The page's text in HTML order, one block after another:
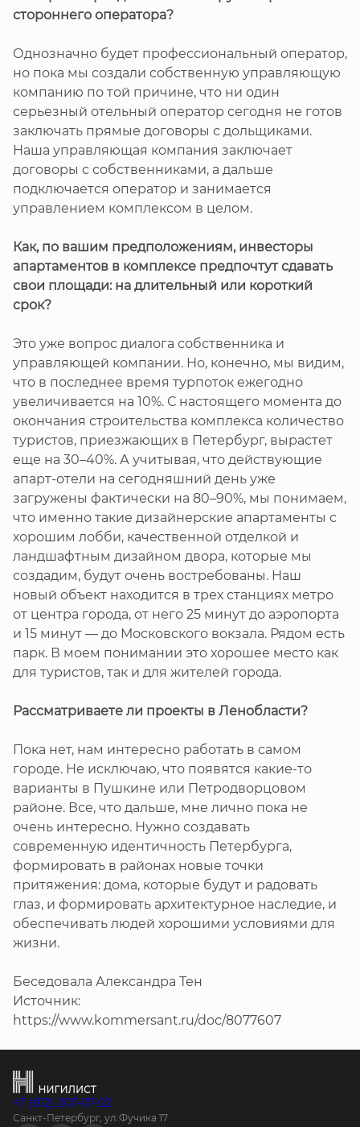
стороннего оператора?
Однозначно будет профессиональный оператор,
но пока мы создали собственную управляющую
компанию по той причине, что ни один
серьезный отельный оператор сегодня не готов
заключать прямые договоры с дольщиками.
Наша управляющая компания заключает
договоры с собственниками, а дальше
подключается оператор и занимается
управлением комплексом в целом.
Как, по вашим предположениям, инвесторы
апартаментов в комплексе предпочтут сдавать
свои площади: на длительный или короткий
срок?
Это уже вопрос диалога собственника и
управляющей компании. Но, конечно, мы видим,
что в последнее время турпоток ежегодно
увеличивается на 10%. С настоящего момента до
окончания строительства комплекса количество
туристов, приезжающих в Петербург, вырастет
еще на 30–40%. А учитывая, что действующие
апарт-отели на сегодняшний день уже
загружены фактически на 80–90%, мы понимаем,
что именно такие дизайнерские апартаменты с
хорошим лобби, качественной отделкой и
ландшафтным дизайном двора, которые мы
создадим, будут очень востребованы. Наш
новый объект находится в трех станциях метро
от центра города, от него 25 минут до аэропорта
и 15 минут — до Московского вокзала. Рядом есть
парк. В моем понимании это хорошее место как
для туристов, так и для жителей города.
Рассматриваете ли проекты в Ленобласти?
Пока нет, нам интересно работать в самом
городе. Не исключаю, что появятся какие-то
варианты в Пушкине или Петродворцовом
районе. Все, что дальше, мне лично пока не
очень интересно. Нужно создавать
современную идентичность Петербурга,
формировать в районах новые точки
притяжения: дома, которые будут и радовать
глаз, и формировать архитектурное наследие, и
обеспечивать людей хорошими условиями для
жизни.
Беседовала Александра Тен
Источник:
https://www.kommersant.ru/doc/8077607
+7 (812) 207-07-02
Санкт-Петербург, ул.Фучика 17